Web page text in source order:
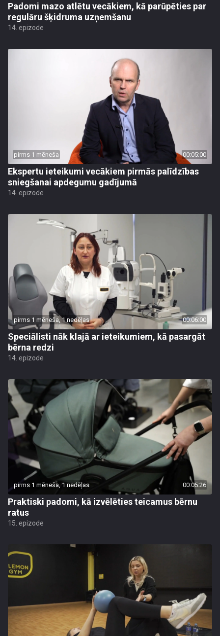
Padomi mazo atlētu vecākiem, kā parūpēties par
regulāru šķidruma uzņemšanu
14. epizode
pirms 1 mēneša 00:05:00
Ekspertu ieteikumi vecākiem pirmās palīdzības
sniegšanai apdegumu gadījumā
14. epizode
pirms 1 mēneša, 1 nedēļas 00:06:00
Speciālisti nāk klajā ar ieteikumiem, kā pasargāt
bērna redzi
14. epizode
pirms 1 mēneša, 1 nedēļas 00:05:26
Praktiski padomi, kā izvēlēties teicamus bērnu
ratus
15. epizode